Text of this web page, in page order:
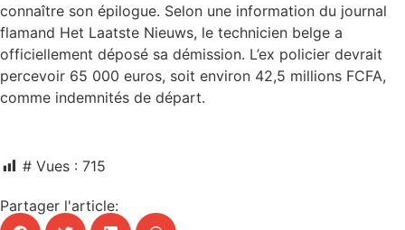
connaître son épilogue. Selon une information du journal
flamand Het Laatste Nieuws, le technicien belge a
officiellement déposé sa démission. L’ex policier devrait
percevoir 65 000 euros, soit environ 42,5 millions FCFA,
comme indemnités de départ.
# Vues : 715
Partager l'article: